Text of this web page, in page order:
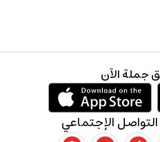
الإجتماعي
جملة الآن